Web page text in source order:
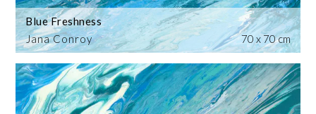
Jana Conroy
Blue Freshness
70 x 70 cm